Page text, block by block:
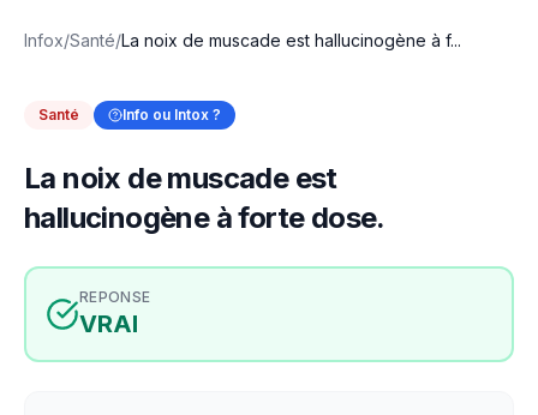
Infox/Santé/La noix de muscade est hallucinogène à f...
Santé Info ou Intox ?
La noix de muscade est
hallucinogène à forte dose.
REPONSE
VRAI